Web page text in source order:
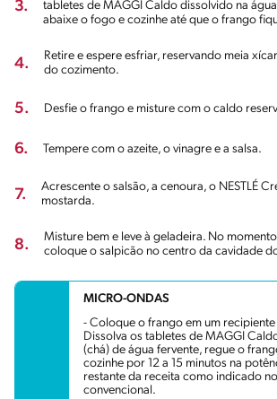
3.
tabletes de MAGGI Caldo dissolvido na
abaixe o fogo e cozinhe até que o frango
4.
Retire e espere esfriar, reservando meia
do cozimento.
5. Desfie o frango e misture com o caldo
6. Tempere com o azeite, o vinagre e a salsa.
7.
Acrescente o salsão, a cenoura, o NESTLÉ
mostarda.
8.
Misture bem e leve à geladeira. No
coloque o salpicão no centro da cavidade
MICRO-ONDAS
- Coloque o frango em um
Dissolva os tabletes de MAGGI
(chá) de água fervente, regue o
cozinhe por 12 a 15 minutos na
restante da receita como indicado
convencional.